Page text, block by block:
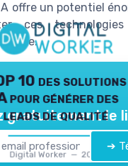
offre un potentiel
ces
10 des solutions
pour générer des
leads de qualité
Digital Worker — 2026
gratuitement le
➔